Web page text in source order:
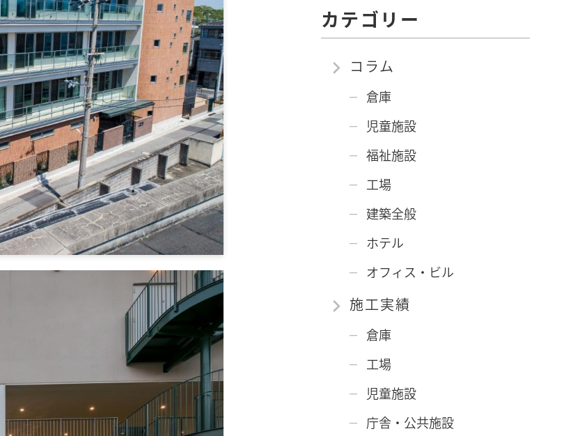
カテゴリー
コラム
倉庫
児童施設
福祉施設
工場
建築全般
ホテル
オフィス・ビル
施工実績
倉庫
工場
児童施設
庁舎・公共施設